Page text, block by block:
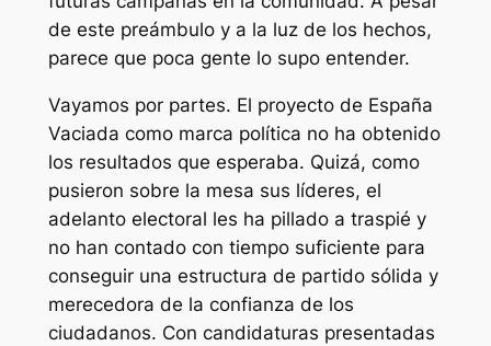
de este preámbulo y a la luz de los hechos,
parece que poca gente lo supo entender.
Vayamos por partes. El proyecto de España
Vaciada como marca política no ha obtenido
los resultados que esperaba. Quizá, como
pusieron sobre la mesa sus líderes, el
adelanto electoral les ha pillado a traspié y
no han contado con tiempo suficiente para
conseguir una estructura de partido sólida y
merecedora de la confianza de los
ciudadanos. Con candidaturas presentadas